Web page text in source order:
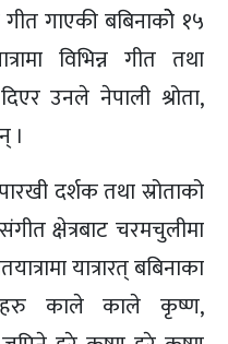
गाएकी बबिनाकोे १५
विभिन्न गीत तथा
उनले नेपाली श्रोता,
।
दर्शक तथा स्रोताको
क्षेत्रबाट चरमचुलीमा
यात्रारत् बबिनाका
काले काले कृष्ण,